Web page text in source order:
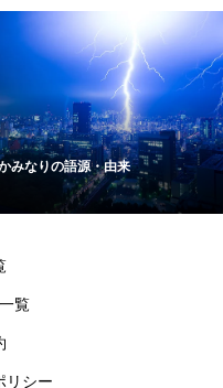
みなりの語源・由来
覧
リシー